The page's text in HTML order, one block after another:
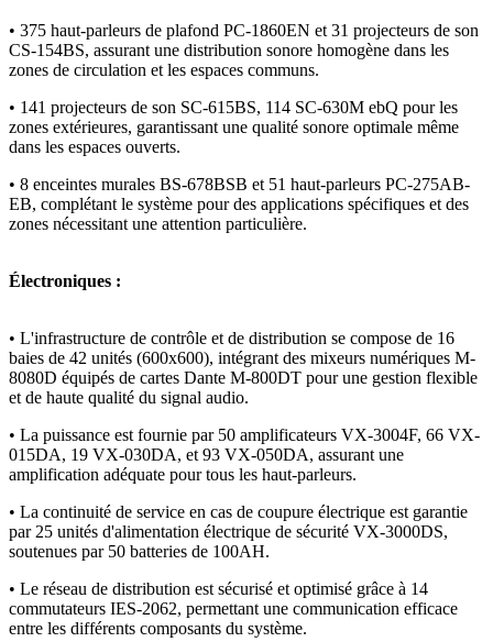
• 375 haut-parleurs de plafond PC-1860EN et 31 projecteurs de son
CS-154BS, assurant une distribution sonore homogène dans les
zones de circulation et les espaces communs.
• 141 projecteurs de son SC-615BS, 114 SC-630M ebQ pour les
zones extérieures, garantissant une qualité sonore optimale même
dans les espaces ouverts.
• 8 enceintes murales BS-678BSB et 51 haut-parleurs PC-275AB-
EB, complétant le système pour des applications spécifiques et des
zones nécessitant une attention particulière.
Électroniques :
• L'infrastructure de contrôle et de distribution se compose de 16
baies de 42 unités (600x600), intégrant des mixeurs numériques M-
8080D équipés de cartes Dante M-800DT pour une gestion flexible
et de haute qualité du signal audio.
• La puissance est fournie par 50 amplificateurs VX-3004F, 66 VX-
015DA, 19 VX-030DA, et 93 VX-050DA, assurant une
amplification adéquate pour tous les haut-parleurs.
• La continuité de service en cas de coupure électrique est garantie
par 25 unités d'alimentation électrique de sécurité VX-3000DS,
soutenues par 50 batteries de 100AH.
• Le réseau de distribution est sécurisé et optimisé grâce à 14
commutateurs IES-2062, permettant une communication efficace
entre les différents composants du système.